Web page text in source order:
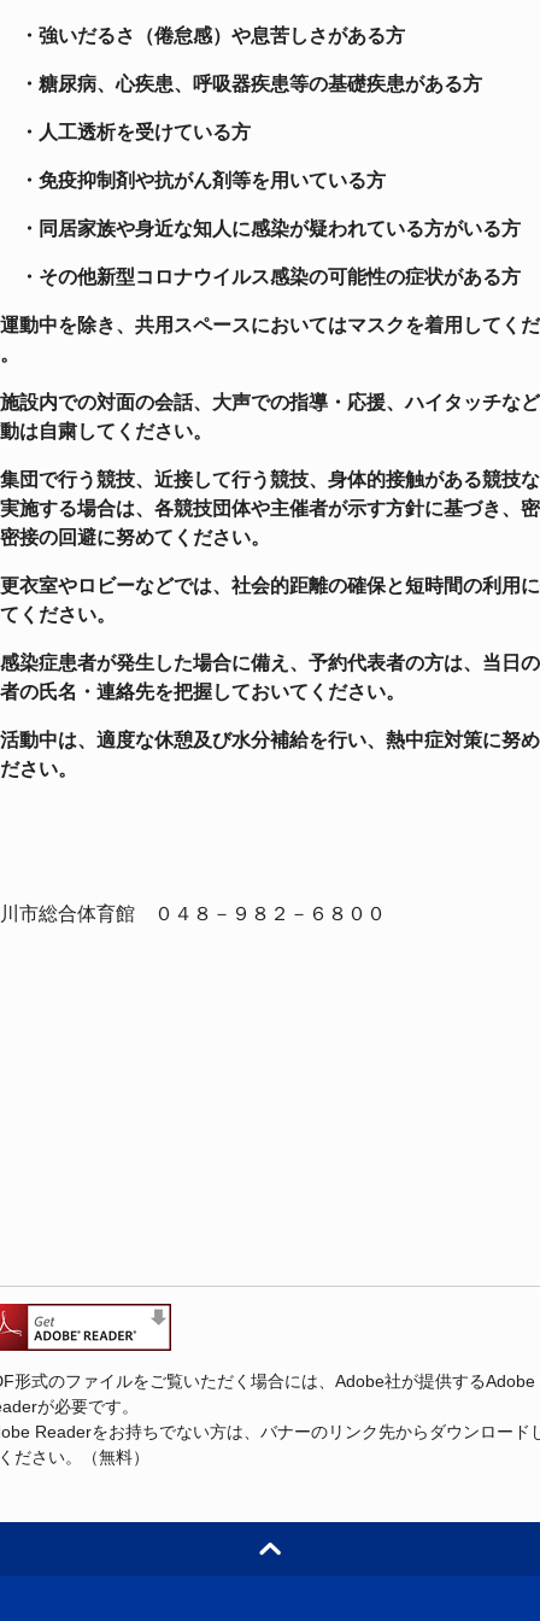
強いだるさ（倦怠感）や息苦しさがある方
糖尿病、心疾患、呼吸器疾患等の基礎疾患がある方
人工透析を受けている方
免疫抑制剤や抗がん剤等を用いている方
同居家族や身近な知人に感染が疑われている方がいる方
その他新型コロナウイルス感染の可能性の症状がある方
動中を除き、共用スペースにおいてはマスクを着用してく
設内での対面の会話、大声での指導・応援、ハイタッチな
は自粛してください。
団で行う競技、近接して行う競技、身体的接触がある競技
施する場合は、各競技団体や主催者が示す方針に基づき、
接の回避に努めてください。
衣室やロビーなどでは、社会的距離の確保と短時間の利用
ください。
染症患者が発生した場合に備え、予約代表者の方は、当日
の氏名・連絡先を把握しておいてください。
動中は、適度な休憩及び水分補給を行い、熱中症対策に努
さい。
市総合体育館 ０４８－９８２－６８００
形式のファイルをご覧いただく場合には、Adobe社が提供するAdobe
が必要です。
Readerをお持ちでない方は、バナーのリンク先からダウンロード
ださい。（無料）